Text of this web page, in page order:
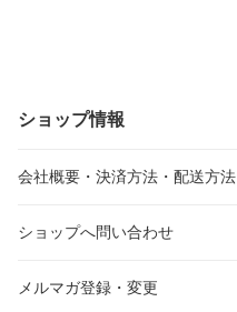
ショップ情報
会社概要・決済方法・配送方法
ショップへ問い合わせ
メルマガ登録・変更